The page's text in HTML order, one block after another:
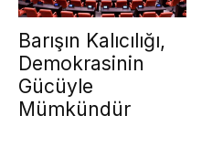
Barışın Kalıcılığı,
Demokrasinin
Gücüyle
Mümkündür